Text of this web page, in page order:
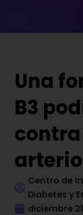
Una
B3
Centro de
Diabetes y
diciembre